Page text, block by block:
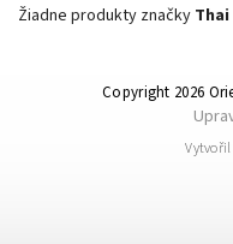
Žiadne produkty značky
Copyright 2026
Vytvořil